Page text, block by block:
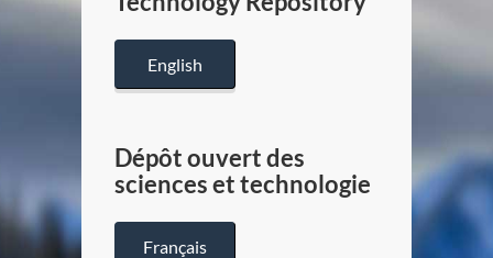
Canada
English
Dépôt ouvert des
sciences et technologie
Français